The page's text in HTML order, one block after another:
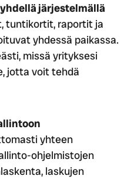
järjestelmällä
tuntikortit, raportit ja
yhdessä paikassa.
missä yrityksesi
jotta voit tehdä
yhteen
ohjelmistojen
laskujen